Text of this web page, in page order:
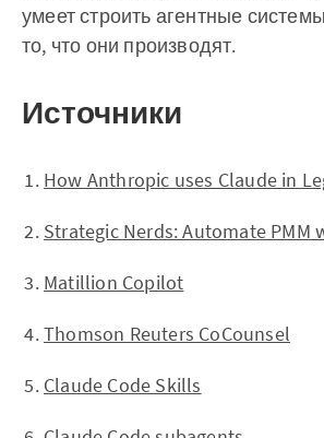
умеет строить агентные
то, что они производят.
Источники
How Anthropic uses Claude in
Strategic Nerds: Automate PMM
Matillion Copilot
Thomson Reuters CoCounsel
Claude Code Skills